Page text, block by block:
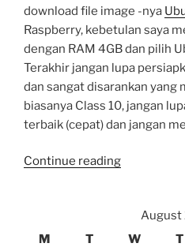
Docker”
download file image -nya
Raspberry, kebetulan saya
dengan RAM 4GB dan pilih
Terakhir jangan lupa
dan sangat disarankan
biasanya Class 10, jangan
terbaik (cepat) dan jangan
Continue reading“Install
Raspberry
August
M
T W T